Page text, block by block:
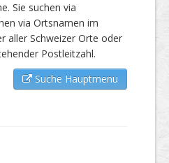
Sie suchen via
via Ortsnamen im
aller Schweizer Orte oder
Postleitzahl.
Suche Hauptmenu